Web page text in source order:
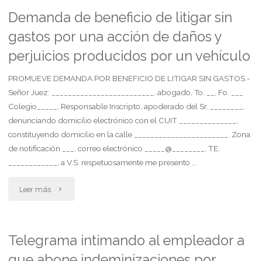
25%
de
descuento"
Demanda de beneficio de litigar sin
gastos por una acción de daños y
perjuicios producidos por un vehículo
PROMUEVE DEMANDA POR BENEFICIO DE LITIGAR SIN GASTOS.-
Señor Juez: _________________________, abogado, To. __, Fo. ___
Colegio_____, Responsable Inscripto, apoderado del Sr. ________,
denunciando domicilio electrónico con el CUIT ______________,
constituyendo domicilio en la calle _______________________. Zona
de notificación ___, correo electrónico _____@________, TE.
____________, a V.S. respetuosamente me presento …
Leer más "Demanda
beneficio
de
Telegrama intimando al empleador a